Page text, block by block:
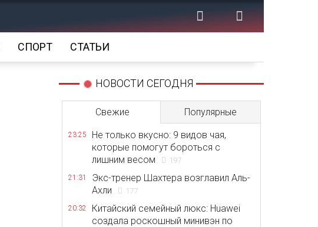
СПОРТ СТАТЬИ
НОВОСТИ СЕГОДНЯ
Свежие Популярные
23:25
Не только вкусно: 9 видов чая,
которые помогут бороться с
лишним весом
197
21:31
Экс-тренер Шахтера возглавил Аль-
Ахли
177
20:32
Китайский семейный люкс: Huawei
создала роскошный минивэн по